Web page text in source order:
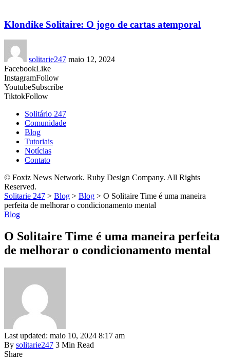
Klondike Solitaire: O jogo de cartas atemporal
solitarie247 maio 12, 2024
FacebookLike
InstagramFollow
YoutubeSubscribe
TiktokFollow
Solitário 247
Comunidade
Blog
Tutoriais
Notícias
Contato
© Foxiz News Network. Ruby Design Company. All Rights
Reserved.
Solitarie 247 > Blog > Blog > O Solitaire Time é uma maneira
perfeita de melhorar o condicionamento mental
Blog
O Solitaire Time é uma maneira perfeita
de melhorar o condicionamento mental
Last updated: maio 10, 2024 8:17 am
By solitarie247 3 Min Read
Share